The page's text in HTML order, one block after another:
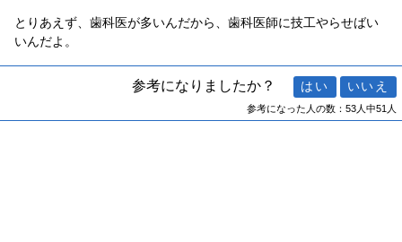
とりあえず、歯科医が多いんだから、歯科医師に技工やらせばい
いんだよ。
参考になりましたか？
参考になった人の数：53人中51人